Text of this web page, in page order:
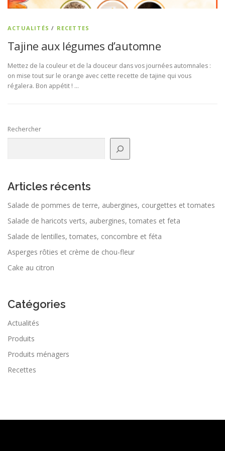
ACTUALITÉS / RECETTES
Tajine aux légumes d’automne
Mettez de la couleur et de la douceur dans vos journées automnales :
on mise tout sur le orange avec cette recette de tajine qui vous
régalera. Bon appétit ! …
Rechercher
Articles récents
Salade de pommes de terre, aubergines, courgettes et tomates
Salade de haricots verts, aubergines, tomates et feta
Salade de lentilles, tomates, concombre et féta
Asperges rôties et crème de chou-fleur
Cake au citron
Catégories
Actualités
Produits
Produits ménagers
Recettes